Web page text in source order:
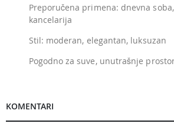
Preporučena primena: dnevna
kancelarija
Stil: moderan, elegantan, luksuzan
Pogodno za suve, unutrašnje
KOMENTARI